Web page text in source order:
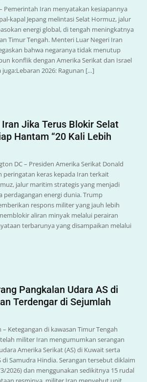
Pemerintah Iran menyatakan kesiapannya
kapal Jepang melintasi Selat Hormuz, jalur
energi global, di tengah meningkatnya
Timur Tengah. Menteri Luar Negeri Iran
bahwa negaranya tidak menutup
konflik dengan Amerika Serikat dan Israel
juga:Lebaran 2026: Ragunan […]
Jika Terus Blokir Selat
Hantam “20 Kali Lebih
DC – Presiden Amerika Serikat Donald
peringatan keras kepada Iran terkait
jalur maritim strategis yang menjadi
perdagangan energi dunia. Trump
respons militer yang jauh lebih
aliran minyak melalui perairan
terbarunya yang disampaikan melalui
Pangkalan Udara AS di
Terdengar di Sejumlah
– Ketegangan di kawasan Timur Tengah
militer Iran mengumumkan serangan
Amerika Serikat (AS) di Kuwait serta
di Samudra Hindia. Serangan tersebut diklaim
2026) dan menggunakan sedikitnya 15 rudal